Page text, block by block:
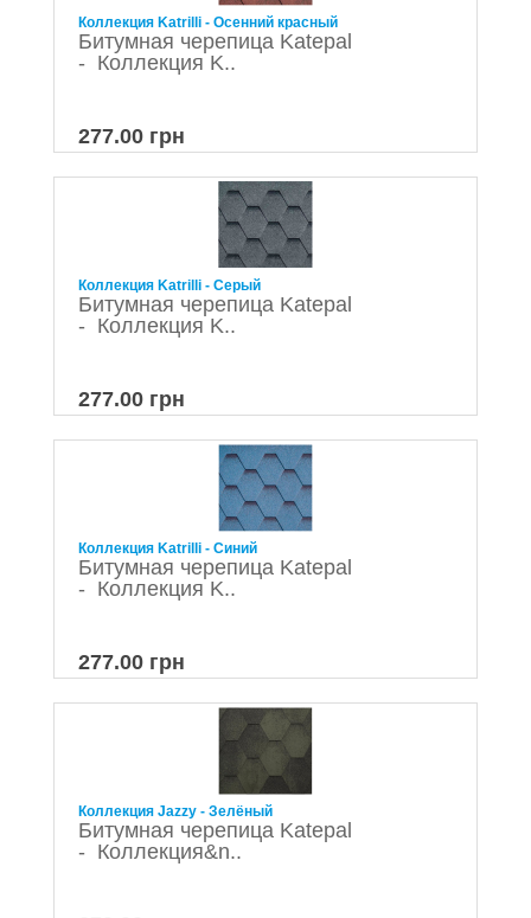
Коллекция Katrilli - Осенний красный
Битумная черепица Katepal
- Коллекция K..
277.00 грн
Коллекция Katrilli - Серый
Битумная черепица Katepal
- Коллекция K..
277.00 грн
Коллекция Katrilli - Синий
Битумная черепица Katepal
- Коллекция K..
277.00 грн
Коллекция Jazzy - Зелёный
Битумная черепица Katepal
- Коллекция&n..